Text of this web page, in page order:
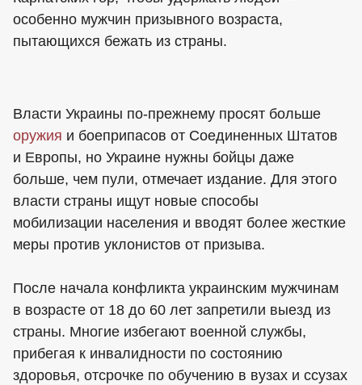
особенно мужчин призывного возраста,
пытающихся бежать из страны.
Власти Украины по-прежнему просят больше
оружия и боеприпасов от Соединенных Штатов
и Европы, но Украине нужны бойцы даже
больше, чем пули, отмечает издание. Для этого
власти страны ищут новые способы
мобилизации населения и вводят более жесткие
меры против уклонистов от призыва.
После начала конфликта украинским мужчинам
в возрасте от 18 до 60 лет запретили выезд из
страны. Многие избегают военной службы,
прибегая к инвалидности по состоянию
здоровья, отсрочке по обучению в вузах и ссузах